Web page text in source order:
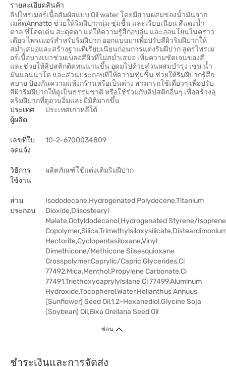
รายละเอียดสินค้า
ลิปไพรเมอร์เนื้อสัมผัสแบบ Oil water โดยมีส่วนผสมของน้ำมันจาก
เมล็ดAnnatto ช่วยให้ริมฝีปากนุ่ม ชุ่มชื้น และเรียบเนียน สีแดงน้ำ
ตาล ที่โดดเด่น สะดุดตา แต่ให้ความรู้สึกอบอุ่น และอ่อนโยนในคราว
เดียว ไพรเมอร์สำหรับริมฝีปาก ออกแบบมาเพื่อปรับสีผิวริมฝีปากให้
สม่ำเสมอและสร้างฐานที่เรียบเนียนก่อนการแต่งริมฝีปาก สูตรไพรเม
อร์เนื้อบางเบาช่วยเบลอสีผิวที่ไม่สม่ำเสมอ เพิ่มความชัดเจนของสี
และช่วยให้ลิปสติกติดทนนานขึ้น อุดมไปด้วยส่วนผสมบำรุง เช่น น้ำ
มันแอนนาโต และส่วนประกอบที่ให้ความชุ่มชื้น ช่วยให้ริมฝีปากรู้สึก
สบาย ป้องกันความแห้งกร้านหรือเป็นด่าง สามารถใช้เดี่ยวๆ เพื่อปรับ
สีผิวริมฝีปากให้ดูเป็นธรรมชาติ หรือใช้ร่วมกับลิปสติกอื่นๆ เพื่อสร้างลุ
คริมฝีปากที่ดูอวบอิ่มและมีมิติมากขึ้น
ประเทศ
ผู้ผลิต
ประเทศเกาหลีใต้
เลขที่ใบ
จดแจ้ง
10-2-6700034809
วิธีการ
ใช้งาน
ผลิตภัณฑ์ใช้แต่งเติมริมฝีปาก
ส่วน
ประกอบ
Isododecane,Hydrogenated Polydecene,Titanium
Dioxide,Diisostearyl
Malate,Octyldodecanol,Hydrogenated Styrene/Isoprene
Hectorite,Cyclopentasiloxane,Vinyl
Dimethicone/Methicone Silsesquioxane
Crosspolymer,Caprylic/Capric Glycerides,Ci
77492,Mica,Menthol,Propylene Carbonate,Ci
77491,Triethoxycaprylylsilane,Ci 77499,Aluminum
Hydroxide,Tocopherol,Water,Helianthus Annuus
(Sunflower) Seed Oil,1,2-Hexanediol,Glycine Soja
(Soybean) Oil,Bixa Orellana Seed Oil
ซ่อน
ชำระเงินและการจัดส่ง